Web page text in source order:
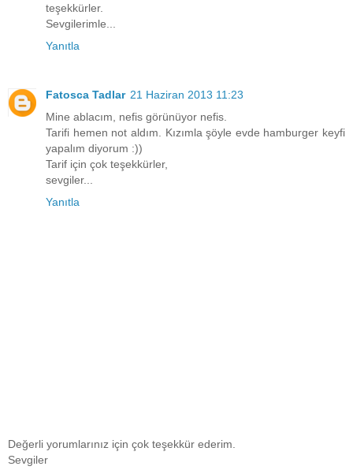
teşekkürler.
Sevgilerimle...
Yanıtla
Fatosca Tadlar 21 Haziran 2013 11:23
Mine ablacım, nefis görünüyor nefis.
Tarifi hemen not aldım. Kızımla şöyle evde hamburger keyfi
yapalım diyorum :))
Tarif için çok teşekkürler,
sevgiler...
Yanıtla
Değerli yorumlarınız için çok teşekkür ederim.
Sevgiler